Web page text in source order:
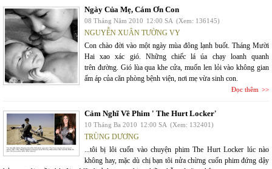
Ngày Của Mẹ, Cám Ơn Con
08 Tháng Năm 2010 12:00 SA (Xem: 136145)
NGUYỄN XUÂN TƯỜNG VY
Con chào đời vào một ngày mùa đông lạnh buốt. Tháng Mười
Hai xao xác gió. Những chiếc lá úa chạy loanh quanh
trên đường. Gió lùa qua khe cửa, muốn len lỏi vào không gian
ấm áp của căn phòng bệnh viện, nơi mẹ vừa sinh con.
Đọc thêm
Cảm Nghĩ Về Phim ' The Hurt Locker'
10 Tháng Ba 2010 12:00 SA (Xem: 132401)
TRÙNG DƯƠNG
...tôi bị lôi cuốn vào chuyện phim The Hurt Locker lúc nào
không hay, mặc dù chị bạn tôi nửa chừng cuốn phim đứng dậy